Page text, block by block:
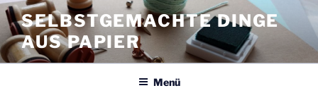
Zum
Inhalt
springen
SELBSTGEMACHTE DINGE
AUS PAPIER
Menü